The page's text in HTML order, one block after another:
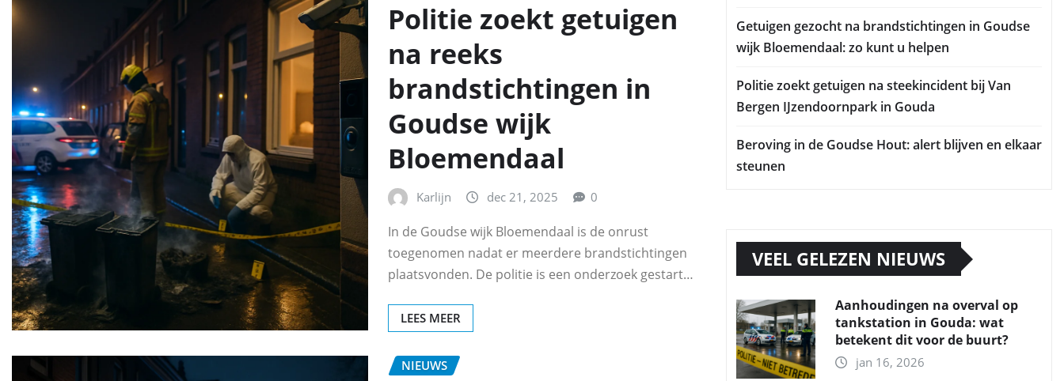
Politie zoekt getuigen
na reeks
brandstichtingen in
Goudse wijk
Bloemendaal
Karlijn dec 21, 2025 0
In de Goudse wijk Bloemendaal is de onrust
toegenomen nadat er meerdere brandstichtingen
plaatsvonden. De politie is een onderzoek gestart…
LEES MEER
NIEUWS
Getuigen gezocht na brandstichtingen in Goudse
wijk Bloemendaal: zo kunt u helpen
Politie zoekt getuigen na steekincident bij Van
Bergen IJzendoornpark in Gouda
Beroving in de Goudse Hout: alert blijven en elkaar
steunen
VEEL GELEZEN NIEUWS
Aanhoudingen na overval op
tankstation in Gouda: wat
betekent dit voor de buurt?
jan 16, 2026